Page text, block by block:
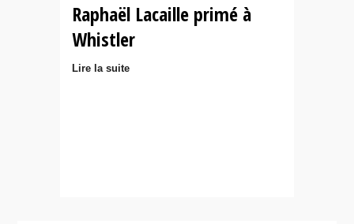
Raphaël Lacaille primé à
Whistler
Lire la suite